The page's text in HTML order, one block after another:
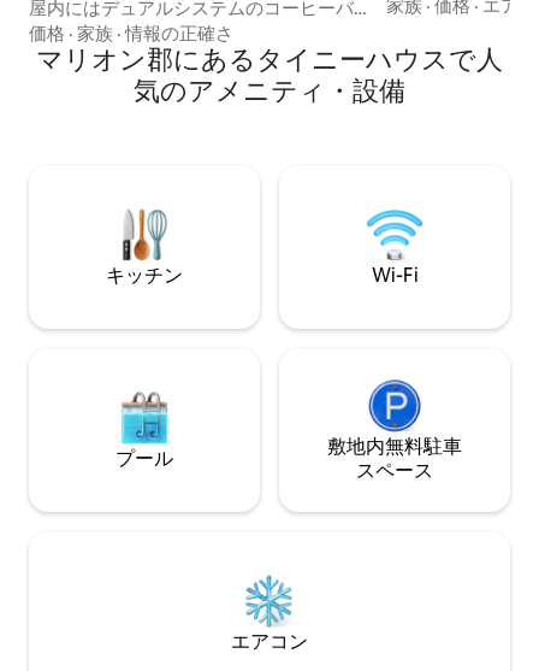
屋内にはデュアルシステムのコーヒーバ
ー、食器洗い機が備えられ、リビングエ
リア、寝室、ロフトにはスマートテレビ
が設置されています。すぐ外には、ガス
式グリル、スクリーンドデッキ、専用の
ース、およびテネシー州で最も高い滝の1
つを利用できます。オハイオ・バレー・
ビュー公園まで車でわずか15分です！
価格 · 家族 ·情報の正確さ
ションステーション
リックフォールズ
シー州南東部にあ
ートと湖にもアク
家族 ·価格 · エア
マリオン郡にあるタイニーハウスで人
気のアメニティ・設備
キッチン Wi-Fi
プール
敷地内無料駐⁠車
ス⁠ペ⁠ー⁠ス
エアコン